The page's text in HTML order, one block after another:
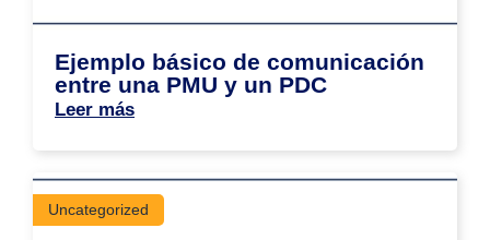
Ejemplo básico de comunicación
entre una PMU y un PDC
Leer más
Uncategorized